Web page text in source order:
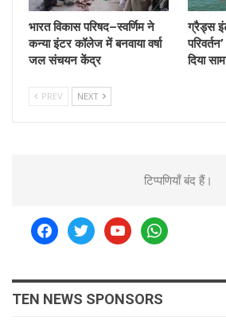
भारत विकास परिषद–स्वर्णिम ने
कन्या इंटर कॉलेज में बनवाया वर्षा
जल संचयन केंद्र
ग्रैड्स
दिया
PREV NEXT
टिप्पणियाँ बंद हैं।
facebooktwitteryoutubewhatsapp
TEN NEWS SPONSORS